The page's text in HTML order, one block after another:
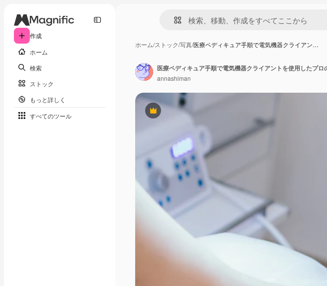
作成
ホーム
検索
ストック
もっと詳しく
すべてのツール
ホーム/ストック/写真/医療ペディキュア手順で電気機器クライアン…
Premium
annashiman